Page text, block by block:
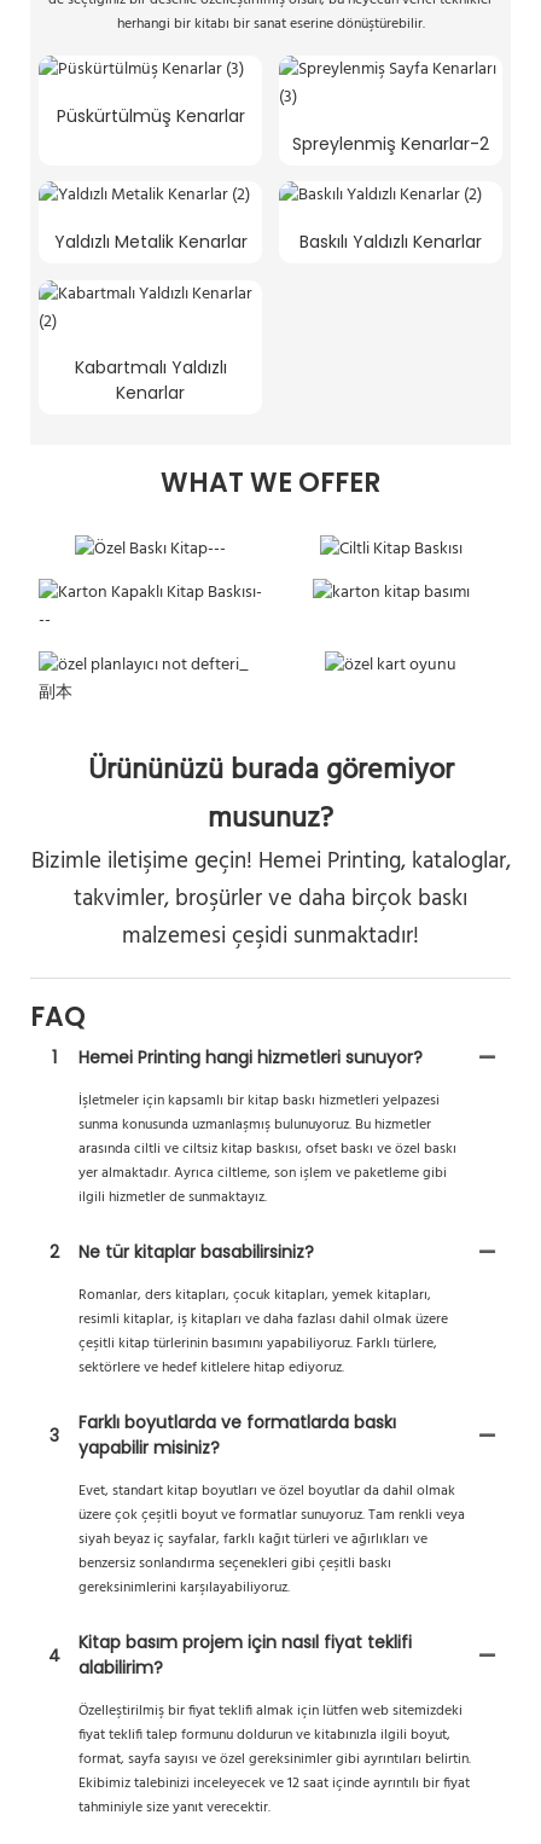
herhangi bir kitabı bir sanat eserine dönüştürebilir.
Püskürtülmüş Kenarlar
Spreylenmiş Kenarlar-2
Yaldızlı Metalik Kenarlar Baskılı Yaldızlı Kenarlar
Kabartmalı Yaldızlı
Kenarlar
WHAT WE OFFER
Ürününüzü burada göremiyor
musunuz?
Bizimle iletişime geçin! Hemei Printing, kataloglar,
takvimler, broşürler ve daha birçok baskı
malzemesi çeşidi sunmaktadır!
FAQ
1
Hemei Printing hangi hizmetleri sunuyor?
İşletmeler için kapsamlı bir kitap baskı hizmetleri yelpazesi
sunma konusunda uzmanlaşmış bulunuyoruz. Bu hizmetler
arasında ciltli ve ciltsiz kitap baskısı, ofset baskı ve özel baskı
yer almaktadır. Ayrıca ciltleme, son işlem ve paketleme gibi
ilgili hizmetler de sunmaktayız.
2
Ne tür kitaplar basabilirsiniz?
Romanlar, ders kitapları, çocuk kitapları, yemek kitapları,
resimli kitaplar, iş kitapları ve daha fazlası dahil olmak üzere
çeşitli kitap türlerinin basımını yapabiliyoruz. Farklı türlere,
sektörlere ve hedef kitlelere hitap ediyoruz.
3
Farklı boyutlarda ve formatlarda baskı
yapabilir misiniz?
Evet, standart kitap boyutları ve özel boyutlar da dahil olmak
üzere çok çeşitli boyut ve formatlar sunuyoruz. Tam renkli veya
siyah beyaz iç sayfalar, farklı kağıt türleri ve ağırlıkları ve
benzersiz sonlandırma seçenekleri gibi çeşitli baskı
gereksinimlerini karşılayabiliyoruz.
4
Kitap basım projem için nasıl fiyat teklifi
alabilirim?
Özelleştirilmiş bir fiyat teklifi almak için lütfen web sitemizdeki
fiyat teklifi talep formunu doldurun ve kitabınızla ilgili boyut,
format, sayfa sayısı ve özel gereksinimler gibi ayrıntıları belirtin.
Ekibimiz talebinizi inceleyecek ve 12 saat içinde ayrıntılı bir fiyat
tahminiyle size yanıt verecektir.